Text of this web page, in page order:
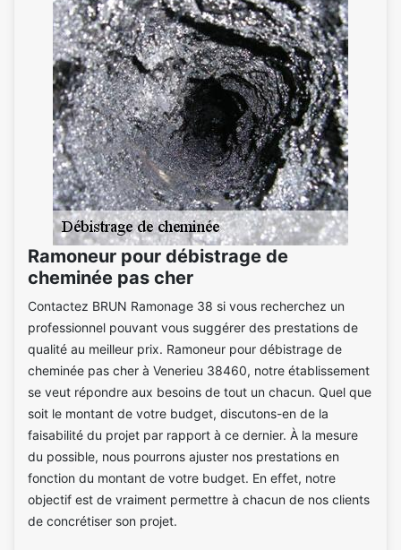
Ramoneur pour débistrage de
cheminée pas cher
Contactez BRUN Ramonage 38 si vous recherchez un
professionnel pouvant vous suggérer des prestations de
qualité au meilleur prix. Ramoneur pour débistrage de
cheminée pas cher à Venerieu 38460, notre établissement
se veut répondre aux besoins de tout un chacun. Quel que
soit le montant de votre budget, discutons-en de la
faisabilité du projet par rapport à ce dernier. À la mesure
du possible, nous pourrons ajuster nos prestations en
fonction du montant de votre budget. En effet, notre
objectif est de vraiment permettre à chacun de nos clients
de concrétiser son projet.